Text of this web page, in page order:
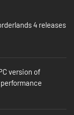
gennem fjenderne
dig rundt i
undvige, bruge
over
med de
din Vault
skill trees med
på bytte, som er
4 releases
version of